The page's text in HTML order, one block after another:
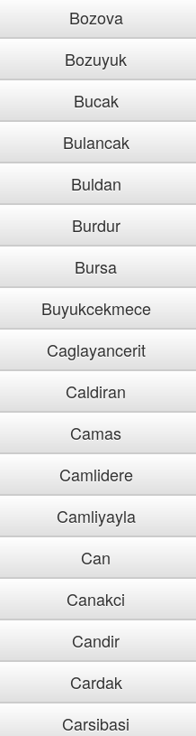
Bozova
Bozuyuk
Bucak
Bulancak
Buldan
Burdur
Bursa
Buyukcekmece
Caglayancerit
Caldiran
Camas
Camlidere
Camliyayla
Can
Canakci
Candir
Cardak
Carsibasi